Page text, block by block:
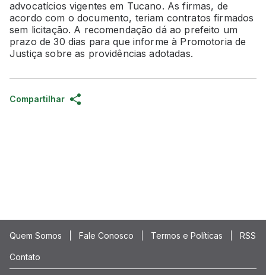
advocatícios vigentes em Tucano. As firmas, de
acordo com o documento, teriam contratos firmados
sem licitação. A recomendação dá ao prefeito um
prazo de 30 dias para que informe à Promotoria de
Justiça sobre as providências adotadas.
Compartilhar
Quem Somos Fale Conosco Termos e Políticas RSS
Contato